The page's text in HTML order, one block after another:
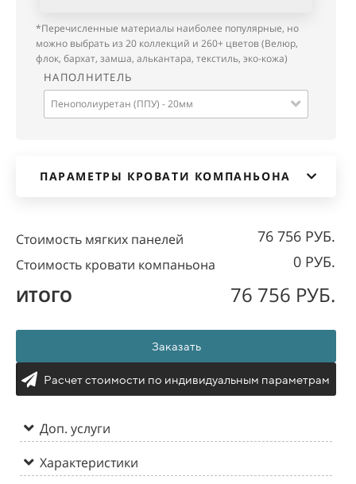
*Перечисленные материалы наиболее популярные, но
можно выбрать из 20 коллекций и 260+ цветов (Велюр,
флок, бархат, замша, алькантара, текстиль, эко-кожа)
НАПОЛНИТЕЛЬ
Пенополиуретан (ППУ) - 20мм
ПАРАМЕТРЫ КРОВАТИ КОМПАНЬОНА
Стоимость мягких панелей 76 756 РУБ.
Стоимость кровати компаньона 0 РУБ.
ИТОГО 76 756 РУБ.
Заказать
Расчет стоимости по индивидуальным параметрам
Доп. услуги
Характеристики